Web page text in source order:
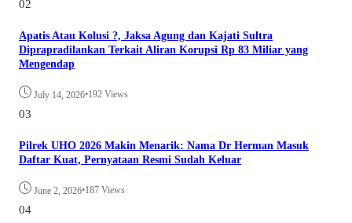
02
Apatis Atau Kolusi ?, Jaksa Agung dan Kajati Sultra
Diprapradilankan Terkait Aliran Korupsi Rp 83 Miliar yang
Mengendap
July 14, 2026•192 Views
03
Pilrek UHO 2026 Makin Menarik: Nama Dr Herman Masuk
Daftar Kuat, Pernyataan Resmi Sudah Keluar
June 2, 2026•187 Views
04